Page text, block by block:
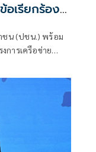
อเรียกร้อง
ชน (ปชน.) พร้อม
การเครือข่าย
อย่างเป็นทางการ